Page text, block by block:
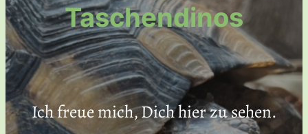
Taschendinos
Ich freue mich, Dich hier zu sehen.